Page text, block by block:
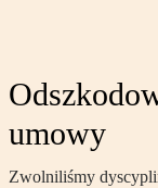
umowy
Zwolniliśmy